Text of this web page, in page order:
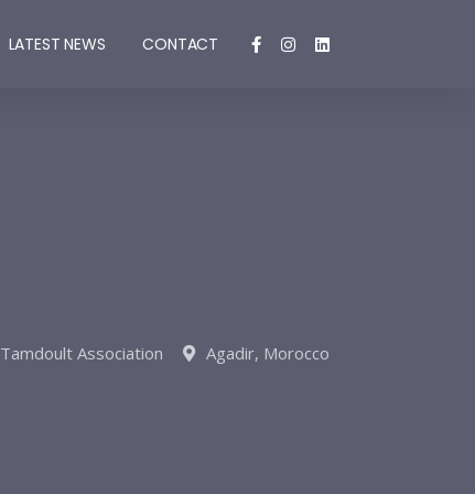
LATEST NEWS CONTACT
Tamdoult Association Agadir, Morocco